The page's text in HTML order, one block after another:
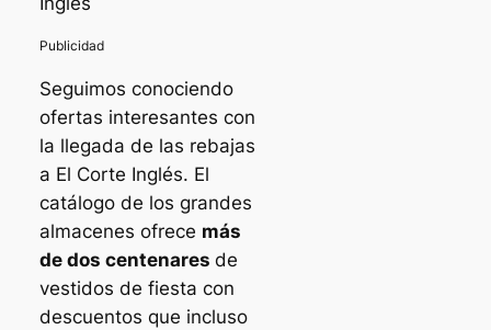
Seguimos conociendo
ofertas interesantes con
la llegada de las rebajas
a El Corte Inglés. El
catálogo de los grandes
almacenes ofrece más
de dos centenares de
vestidos de fiesta con
descuentos que incluso